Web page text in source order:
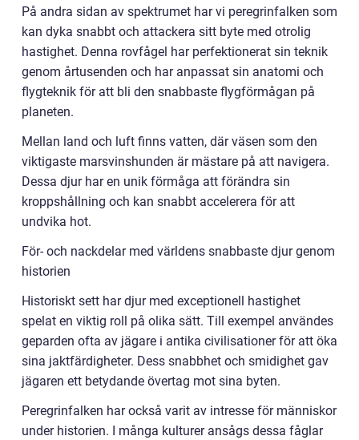
På andra sidan av spektrumet har vi peregrinfalken som
kan dyka snabbt och attackera sitt byte med otrolig
hastighet. Denna rovfågel har perfektionerat sin teknik
genom årtusenden och har anpassat sin anatomi och
flygteknik för att bli den snabbaste flygförmågan på
planeten.
Mellan land och luft finns vatten, där väsen som den
viktigaste marsvinshunden är mästare på att navigera.
Dessa djur har en unik förmåga att förändra sin
kroppshållning och kan snabbt accelerera för att
undvika hot.
För- och nackdelar med världens snabbaste djur genom
historien
Historiskt sett har djur med exceptionell hastighet
spelat en viktig roll på olika sätt. Till exempel användes
geparden ofta av jägare i antika civilisationer för att öka
sina jaktfärdigheter. Dess snabbhet och smidighet gav
jägaren ett betydande övertag mot sina byten.
Peregrinfalken har också varit av intresse för människor
under historien. I många kulturer ansågs dessa fåglar